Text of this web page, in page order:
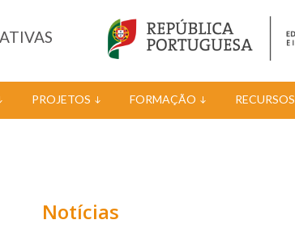
PROJETOS FORMAÇÃO RECURSOS
Notícias